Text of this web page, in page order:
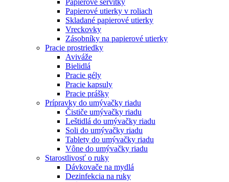
Papierové servítky
Papierové utierky v roliach
Skladané papierové utierky
Vreckovky
Zásobníky na papierové utierky
Pracie prostriedky
Aviváže
Bielidlá
Pracie gély
Pracie kapsuly
Pracie prášky
Prípravky do umývačky riadu
Čističe umývačky riadu
Leštidlá do umývačky riadu
Soli do umývačky riadu
Tablety do umývačky riadu
Vône do umývačky riadu
Starostlivosť o ruky
Dávkovače na mydlá
Dezinfekcia na ruky